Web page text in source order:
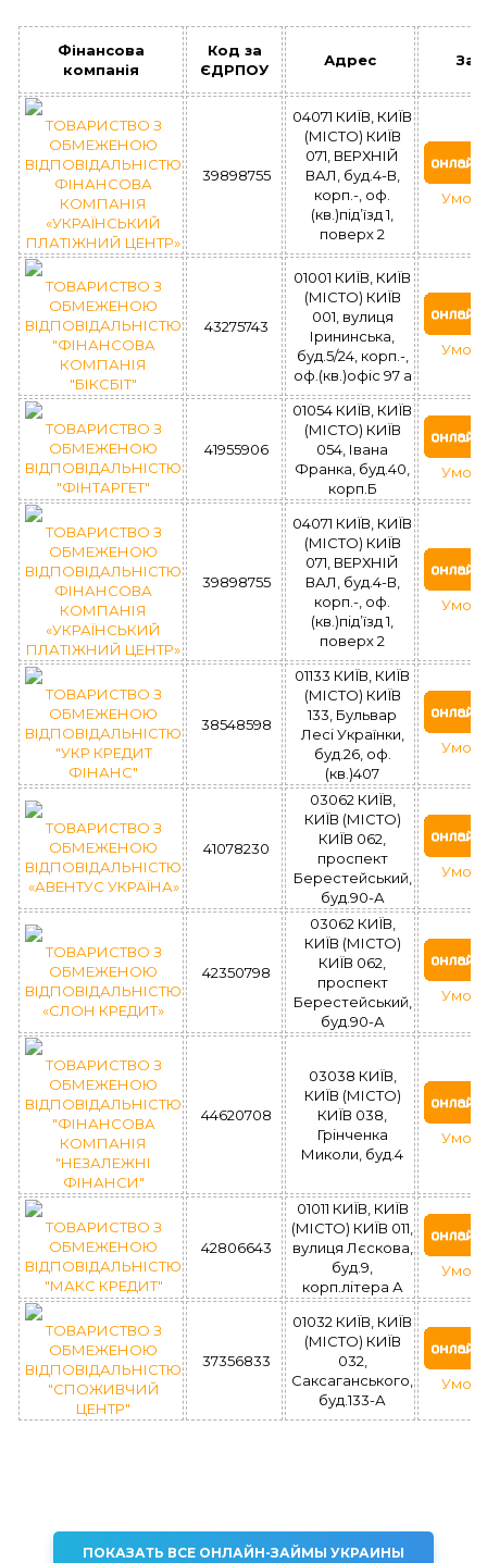
Фінансова
компанія
Код за
ЄДРПОУ
Адрес
ТОВАРИСТВО З
ОБМЕЖЕНОЮ
ВІДПОВІДАЛЬНІСТЮ
ФІНАНСОВА
КОМПАНІЯ
«УКРАЇНСЬКИЙ
ПЛАТІЖНИЙ ЦЕНТР»
39898755
04071 КИЇВ, КИЇВ
(МІСТО) КИЇВ
071, ВЕРХНІЙ
ВАЛ, буд.4-В,
корп.-, оф.
(кв.)під’їзд 1,
поверх 2
ТОВАРИСТВО З
ОБМЕЖЕНОЮ
ВІДПОВІДАЛЬНІСТЮ
"ФІНАНСОВА
КОМПАНІЯ
"БІКСБІТ"
43275743
01001 КИЇВ, КИЇВ
(МІСТО) КИЇВ
001, вулиця
Ірининська,
буд.5/24, корп.-,
оф.(кв.)офіс 97 а
ТОВАРИСТВО З
ОБМЕЖЕНОЮ
ВІДПОВІДАЛЬНІСТЮ
"ФІНТАРГЕТ"
41955906
01054 КИЇВ, КИЇВ
(МІСТО) КИЇВ
054, Івана
Франка, буд.40,
корп.Б
ТОВАРИСТВО З
ОБМЕЖЕНОЮ
ВІДПОВІДАЛЬНІСТЮ
ФІНАНСОВА
КОМПАНІЯ
«УКРАЇНСЬКИЙ
ПЛАТІЖНИЙ ЦЕНТР»
39898755
04071 КИЇВ, КИЇВ
(МІСТО) КИЇВ
071, ВЕРХНІЙ
ВАЛ, буд.4-В,
корп.-, оф.
(кв.)під’їзд 1,
поверх 2
ТОВАРИСТВО З
ОБМЕЖЕНОЮ
ВІДПОВІДАЛЬНІСТЮ
"УКР КРЕДИТ
ФІНАНС"
38548598
01133 КИЇВ, КИЇВ
(МІСТО) КИЇВ
133, Бульвар
Лесі Українки,
буд.26, оф.
(кв.)407
ТОВАРИСТВО З
ОБМЕЖЕНОЮ
ВІДПОВІДАЛЬНІСТЮ
«АВЕНТУС УКРАЇНА»
41078230
03062 КИЇВ,
КИЇВ (МІСТО)
КИЇВ 062,
проспект
Берестейський,
буд.90-А
ТОВАРИСТВО З
ОБМЕЖЕНОЮ
ВІДПОВІДАЛЬНІСТЮ
«СЛОН КРЕДИТ»
42350798
03062 КИЇВ,
КИЇВ (МІСТО)
КИЇВ 062,
проспект
Берестейський,
буд.90-А
ТОВАРИСТВО З
ОБМЕЖЕНОЮ
ВІДПОВІДАЛЬНІСТЮ
"ФІНАНСОВА
КОМПАНІЯ
"НЕЗАЛЕЖНІ
ФІНАНСИ"
44620708
03038 КИЇВ,
КИЇВ (МІСТО)
КИЇВ 038,
Грінченка
Миколи, буд.4
ТОВАРИСТВО З
ОБМЕЖЕНОЮ
ВІДПОВІДАЛЬНІСТЮ
"МАКС КРЕДИТ"
42806643
01011 КИЇВ, КИЇВ
(МІСТО) КИЇВ 011,
вулиця Лєскова,
буд.9,
корп.літера А
ТОВАРИСТВО З
ОБМЕЖЕНОЮ
ВІДПОВІДАЛЬНІСТЮ
"СПОЖИВЧИЙ
ЦЕНТР"
37356833
01032 КИЇВ, КИЇВ
(МІСТО) КИЇВ
032,
Саксаганського,
буд.133-А
ПОКАЗАТЬ ВСЕ ОНЛАЙН-ЗАЙМЫ УКРАИНЫ